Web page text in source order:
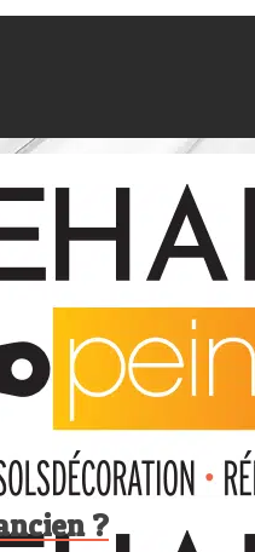
?